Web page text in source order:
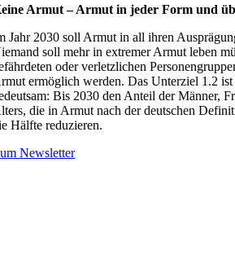
Armut – Armut in jeder Form und
Jahr 2030 soll Armut in all ihren
soll mehr in extremer Armut leben
oder verletzlichen
ermöglich werden. Das Unterziel 1.2
Bis 2030 den Anteil der Männer,
die in Armut nach der deutschen
Hälfte reduzieren.
Newsletter